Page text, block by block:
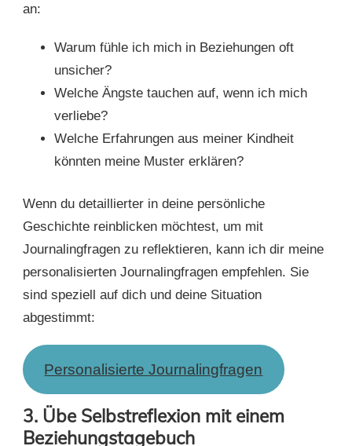
an:
Warum fühle ich mich in Beziehungen oft
unsicher?
Welche Ängste tauchen auf, wenn ich mich
verliebe?
Welche Erfahrungen aus meiner Kindheit
könnten meine Muster erklären?
Wenn du detaillierter in deine persönliche
Geschichte reinblicken möchtest, um mit
Journalingfragen zu reflektieren, kann ich dir meine
personalisierten Journalingfragen empfehlen. Sie
sind speziell auf dich und deine Situation
abgestimmt:
Personalisierte Journalingfragen
3. Übe Selbstreflexion mit einem
Beziehungstagebuch